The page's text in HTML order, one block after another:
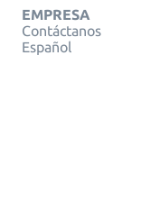
EMPRESA
Contáctanos
Español